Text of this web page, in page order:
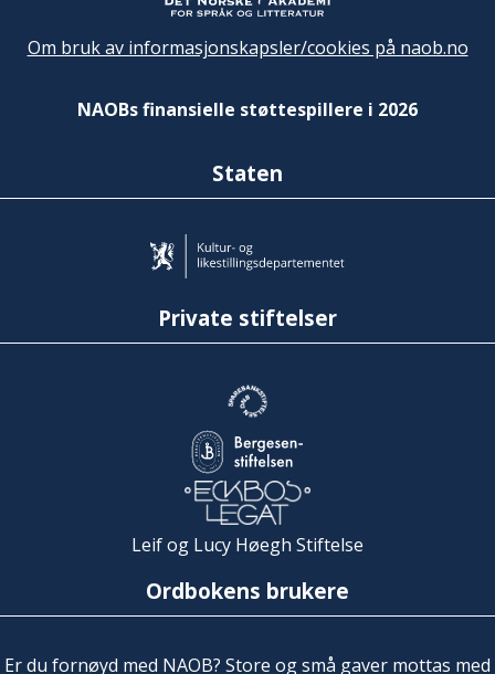
Om bruk av informasjonskapsler/cookies på naob.no
NAOBs finansielle støttespillere i 2026
Staten
Private stiftelser
Leif og Lucy Høegh Stiftelse
Ordbokens brukere
Er du fornøyd med NAOB? Store og små gaver mottas med